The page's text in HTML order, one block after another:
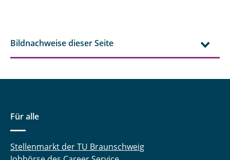
Bildnachweise dieser Seite
Für alle
Stellenmarkt der TU Braunschweig